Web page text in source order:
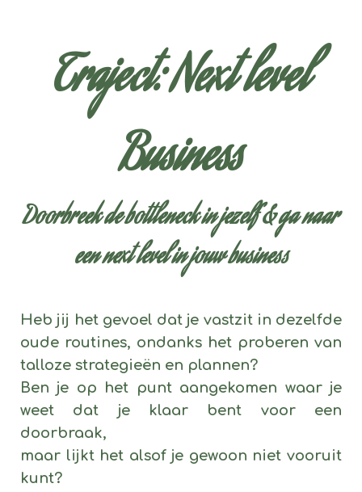
Traject: Next level
Business
Doorbreek de bottleneck in jezelf & ga naar
een next level in jouw business
Heb jij het gevoel dat je vastzit in dezelfde
oude routines, ondanks het proberen van
talloze strategieën en plannen?
Ben je op het punt aangekomen waar je
weet dat je klaar bent voor een
doorbraak,
maar lijkt het alsof je gewoon niet vooruit
kunt?